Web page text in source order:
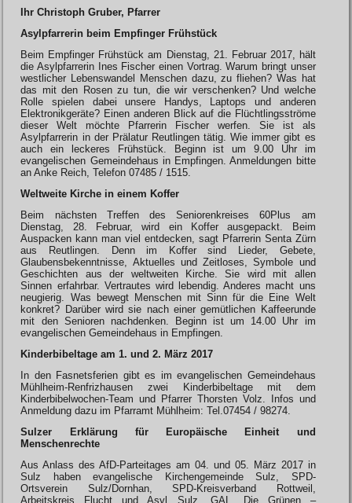
Ihr Christoph Gruber, Pfarrer
Asylpfarrerin beim Empfinger Frühstück
Beim Empfinger Frühstück am Dienstag, 21. Februar 2017, hält
die Asylpfarrerin Ines Fischer einen Vortrag. Warum bringt unser
westlicher Lebenswandel Menschen dazu, zu fliehen? Was hat
das mit den Rosen zu tun, die wir verschenken? Und welche
Rolle spielen dabei unsere Handys, Laptops und anderen
Elektronikgeräte? Einen anderen Blick auf die Flüchtlingsströme
dieser Welt möchte Pfarrerin Fischer werfen. Sie ist als
Asylpfarrerin in der Prälatur Reutlingen tätig. Wie immer gibt es
auch ein leckeres Frühstück. Beginn ist um 9.00 Uhr im
evangelischen Gemeindehaus in Empfingen. Anmeldungen bitte
an Anke Reich, Telefon 07485 / 1515.
Weltweite Kirche in einem Koffer
Beim nächsten Treffen des Seniorenkreises 60Plus am
Dienstag, 28. Februar, wird ein Koffer ausgepackt. Beim
Auspacken kann man viel entdecken, sagt Pfarrerin Senta Zürn
aus Reutlingen. Denn im Koffer sind Lieder, Gebete,
Glaubensbekenntnisse, Aktuelles und Zeitloses, Symbole und
Geschichten aus der weltweiten Kirche. Sie wird mit allen
Sinnen erfahrbar. Vertrautes wird lebendig. Anderes macht uns
neugierig. Was bewegt Menschen mit Sinn für die Eine Welt
konkret? Darüber wird sie nach einer gemütlichen Kaffeerunde
mit den Senioren nachdenken. Beginn ist um 14.00 Uhr im
evangelischen Gemeindehaus in Empfingen.
Kinderbibeltage am 1. und 2. März 2017
In den Fasnetsferien gibt es im evangelischen Gemeindehaus
Mühlheim-Renfrizhausen zwei Kinderbibeltage mit dem
Kinderbibelwochen-Team und Pfarrer Thorsten Volz. Infos und
Anmeldung dazu im Pfarramt Mühlheim: Tel.07454 / 98274.
Sulzer Erklärung für Europäische Einheit und
Menschenrechte
Aus Anlass des AfD-Parteitages am 04. und 05. März 2017 in
Sulz haben evangelische Kirchengemeinde Sulz, SPD-
Ortsverein Sulz/Dornhan, SPD-Kreisverband Rottweil,
Arbeitskreis Flucht und Asyl Sulz, GAL, Die Grünen –